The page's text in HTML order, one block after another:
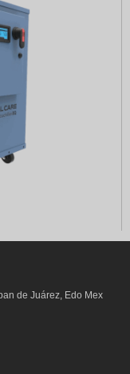
de Juárez, Edo Mex